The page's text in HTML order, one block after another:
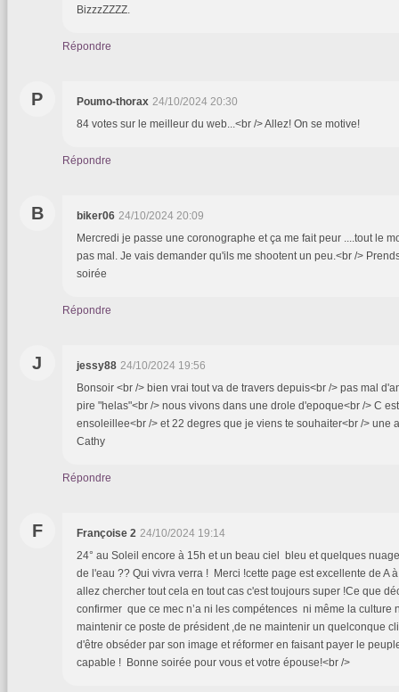
BizzzZZZZ.
Répondre
P Poumo-thorax 24/10/2024 20:30
84 votes sur le meilleur du web...<br /> Allez! On se motive!
Répondre
B biker06 24/10/2024 20:09
Mercredi je passe une coronographe et ça me fait peur ....tout le
pas mal. Je vais demander qu'ils me shootent un peu.<br />
soirée
Répondre
J jessy88 24/10/2024 19:56
Bonsoir <br /> bien vrai tout va de travers depuis<br /> pas mal
pire "helas"<br /> nous vivons dans une drole d'epoque<br /> C
ensoleillee<br /> et 22 degres que je viens te souhaiter<br /> une
Cathy
Répondre
F Françoise 2 24/10/2024 19:14
24° au Soleil encore à 15h et un beau ciel bleu et quelques
de l'eau ?? Qui vivra verra ! Merci !cette page est excellente de A
allez chercher tout cela en tout cas c'est toujours super !Ce que
confirmer que ce mec n’a ni les compétences ni même la culture
maintenir ce poste de président ,de ne maintenir un quelconque
d'être obséder par son image et réformer en faisant payer le
capable ! Bonne soirée pour vous et votre épouse!<br />